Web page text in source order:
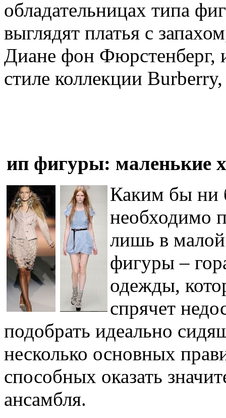
обладательницах типа
выглядят платья с
Диане фон Фюрстенберг,
стиле коллекции
ип фигуры: маленькие
Каким бы ни
необходимо
лишь в малой
фигуры –
одежды,
спрячет
подобрать идеально
несколько основных
способных оказать
ансамбля.